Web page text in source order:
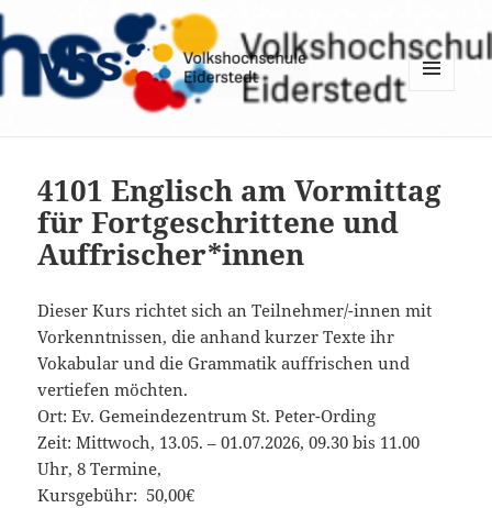
4101 Englisch am Vormittag
für Fortgeschrittene und
Auffrischer*innen
Dieser Kurs richtet sich an Teilnehmer/-innen mit
Vorkenntnissen, die anhand kurzer Texte ihr
Vokabular und die Grammatik auffrischen und
vertiefen möchten.
Ort: Ev. Gemeindezentrum St. Peter-Ording
Zeit: Mittwoch, 13.05. – 01.07.2026, 09.30 bis 11.00
Uhr, 8 Termine,
Kursgebühr: 50,00€